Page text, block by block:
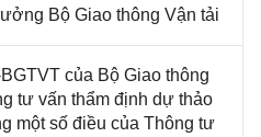
Bộ Giao thông Vận tải
của Bộ Giao thông
tư vấn thẩm định dự thảo
một số điều của Thông tư